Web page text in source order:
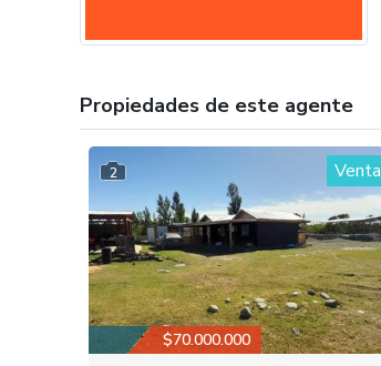
Propiedades de este agente
2 Venta
$70.000.000